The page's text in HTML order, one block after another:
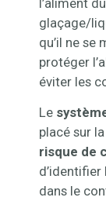
l’aliment
glaçage/
qu’il ne se
protéger
éviter les
Le
placé sur
risque de
d’identifier
dans le